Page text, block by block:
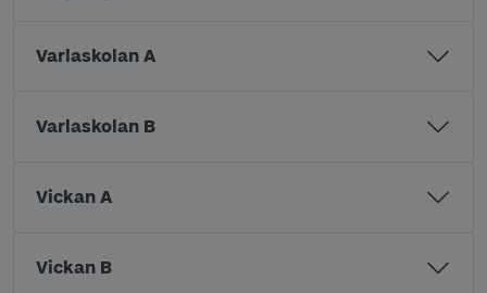
Varlaskolan A
Varlaskolan B
Vickan A
Vickan B